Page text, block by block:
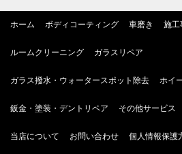
ホーム ボディコーティング 車磨き 施工
ルームクリーニング ガラスリペア
ガラス撥水・ウォータースポット除去 ホイ
鈑金・塗装・デントリペア その他サービス
当店について お問い合わせ 個人情報保護